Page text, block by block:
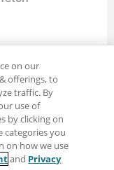
on our
offerings, to
traffic. By
use of
by clicking on
categories you
on how we use
and Privacy